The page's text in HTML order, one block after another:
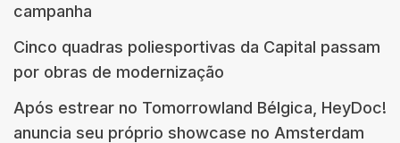
campanha
Cinco quadras poliesportivas da Capital passam
por obras de modernização
Após estrear no Tomorrowland Bélgica, HeyDoc!
anuncia seu próprio showcase no Amsterdam